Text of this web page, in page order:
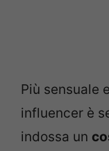
Più sensuale
influencer è
indossa un